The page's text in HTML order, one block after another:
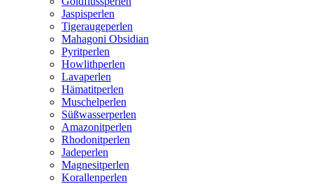
Jaspisperlen
Tigeraugeperlen
Mahagoni Obsidian
Pyritperlen
Howlithperlen
Lavaperlen
Hämatitperlen
Muschelperlen
Süßwasserperlen
Amazonitperlen
Rhodonitperlen
Jadeperlen
Magnesitperlen
Korallenperlen